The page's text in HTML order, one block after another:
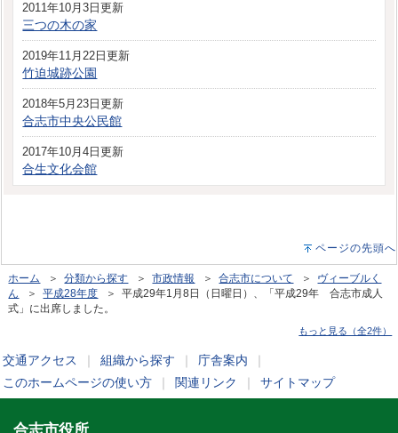
2011年10月3日更新
三つの木の家
2019年11月22日更新
竹迫城跡公園
2018年5月23日更新
合志市中央公民館
2017年10月4日更新
合生文化会館
ページの先頭へ
ホーム ＞分類から探す ＞市政情報 ＞合志市について ＞ ヴィーブルく
ん
＞平成28年度 ＞ 平成29年1月8日（日曜日）、「平成29年 合志市成人
式」に出席しました。
もっと見る（全2件）
交通アクセス 組織から探す 庁舎案内
このホームページの使い方
関連リンク サイトマップ
合志市役所